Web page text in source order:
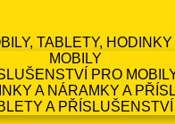
TABLETY, HODINKY
MOBILY
PRO
A NÁRAMKY A
A PŘÍSLUŠENSTVÍ